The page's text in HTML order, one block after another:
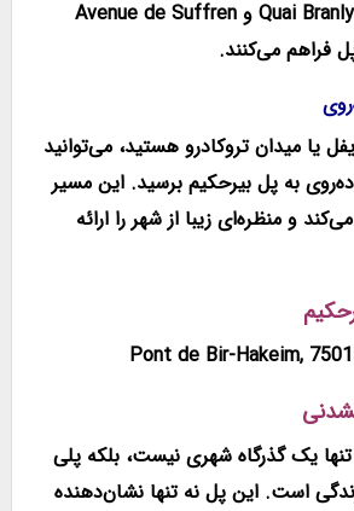
و Avenue de Suffren
فراهم می‌کنند.
یا میدان تروکادرو هستید، می‌توانید
به پل بیرحکیم برسید. این مسیر
و منظره‌ای زیبا از شهر را ارائه
Pont de Bir-Hakeim,
یک گذرگاه شهری نیست، بلکه پلی
است. این پل نه تنها نشان‌دهنده